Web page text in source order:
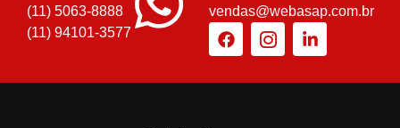
(11) 5063-8888
(11) 94101-3577
vendas@webasap.com.br